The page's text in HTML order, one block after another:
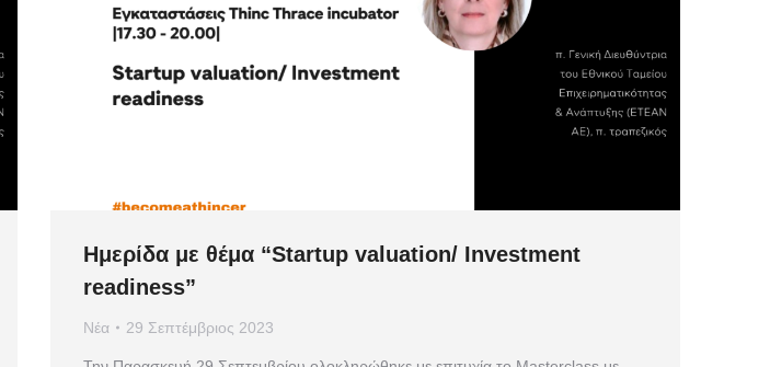
Ημερίδα με θέμα “Startup valuation/ Investment
readiness”
Νέα 29 Σεπτέμβριος 2023